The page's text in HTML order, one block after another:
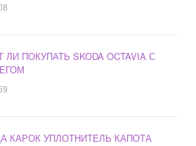
ЛИ ПОКУПАТЬ SKODA OCTAVIA С
КАРОК УПЛОТНИТЕЛЬ КАПОТА